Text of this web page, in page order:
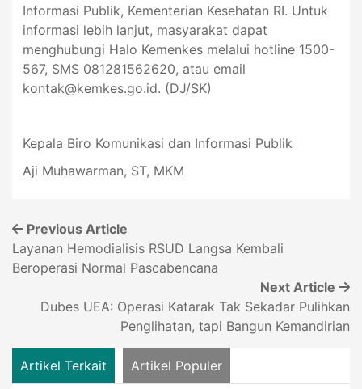
Informasi Publik, Kementerian Kesehatan RI. Untuk
informasi lebih lanjut, masyarakat dapat
menghubungi Halo Kemenkes melalui hotline 1500-
567, SMS 081281562620, atau email
kontak@kemkes.go.id. (DJ/SK)
Kepala Biro Komunikasi dan Informasi Publik
Aji Muhawarman, ST, MKM
Previous Article
Layanan Hemodialisis RSUD Langsa Kembali
Beroperasi Normal Pascabencana
Next Article
Dubes UEA: Operasi Katarak Tak Sekadar Pulihkan
Penglihatan, tapi Bangun Kemandirian
Artikel Terkait Artikel Populer